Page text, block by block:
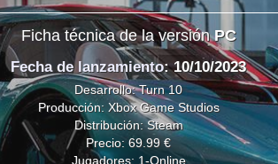
Ficha técnica de la versiónPC
Fecha de lanzamiento: 10/10/2023
Desarrollo: Turn 10
Producción: Xbox Game Studios
Distribución: Steam
Precio: 69.99 €
Jugadores: 1-Online